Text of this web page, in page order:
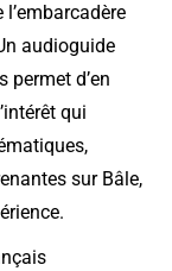
audioguide
permet d’en
qui
sur Bâle,